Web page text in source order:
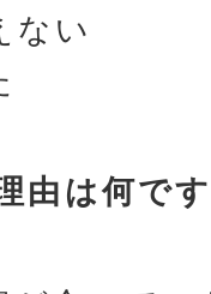
ない
由は何で